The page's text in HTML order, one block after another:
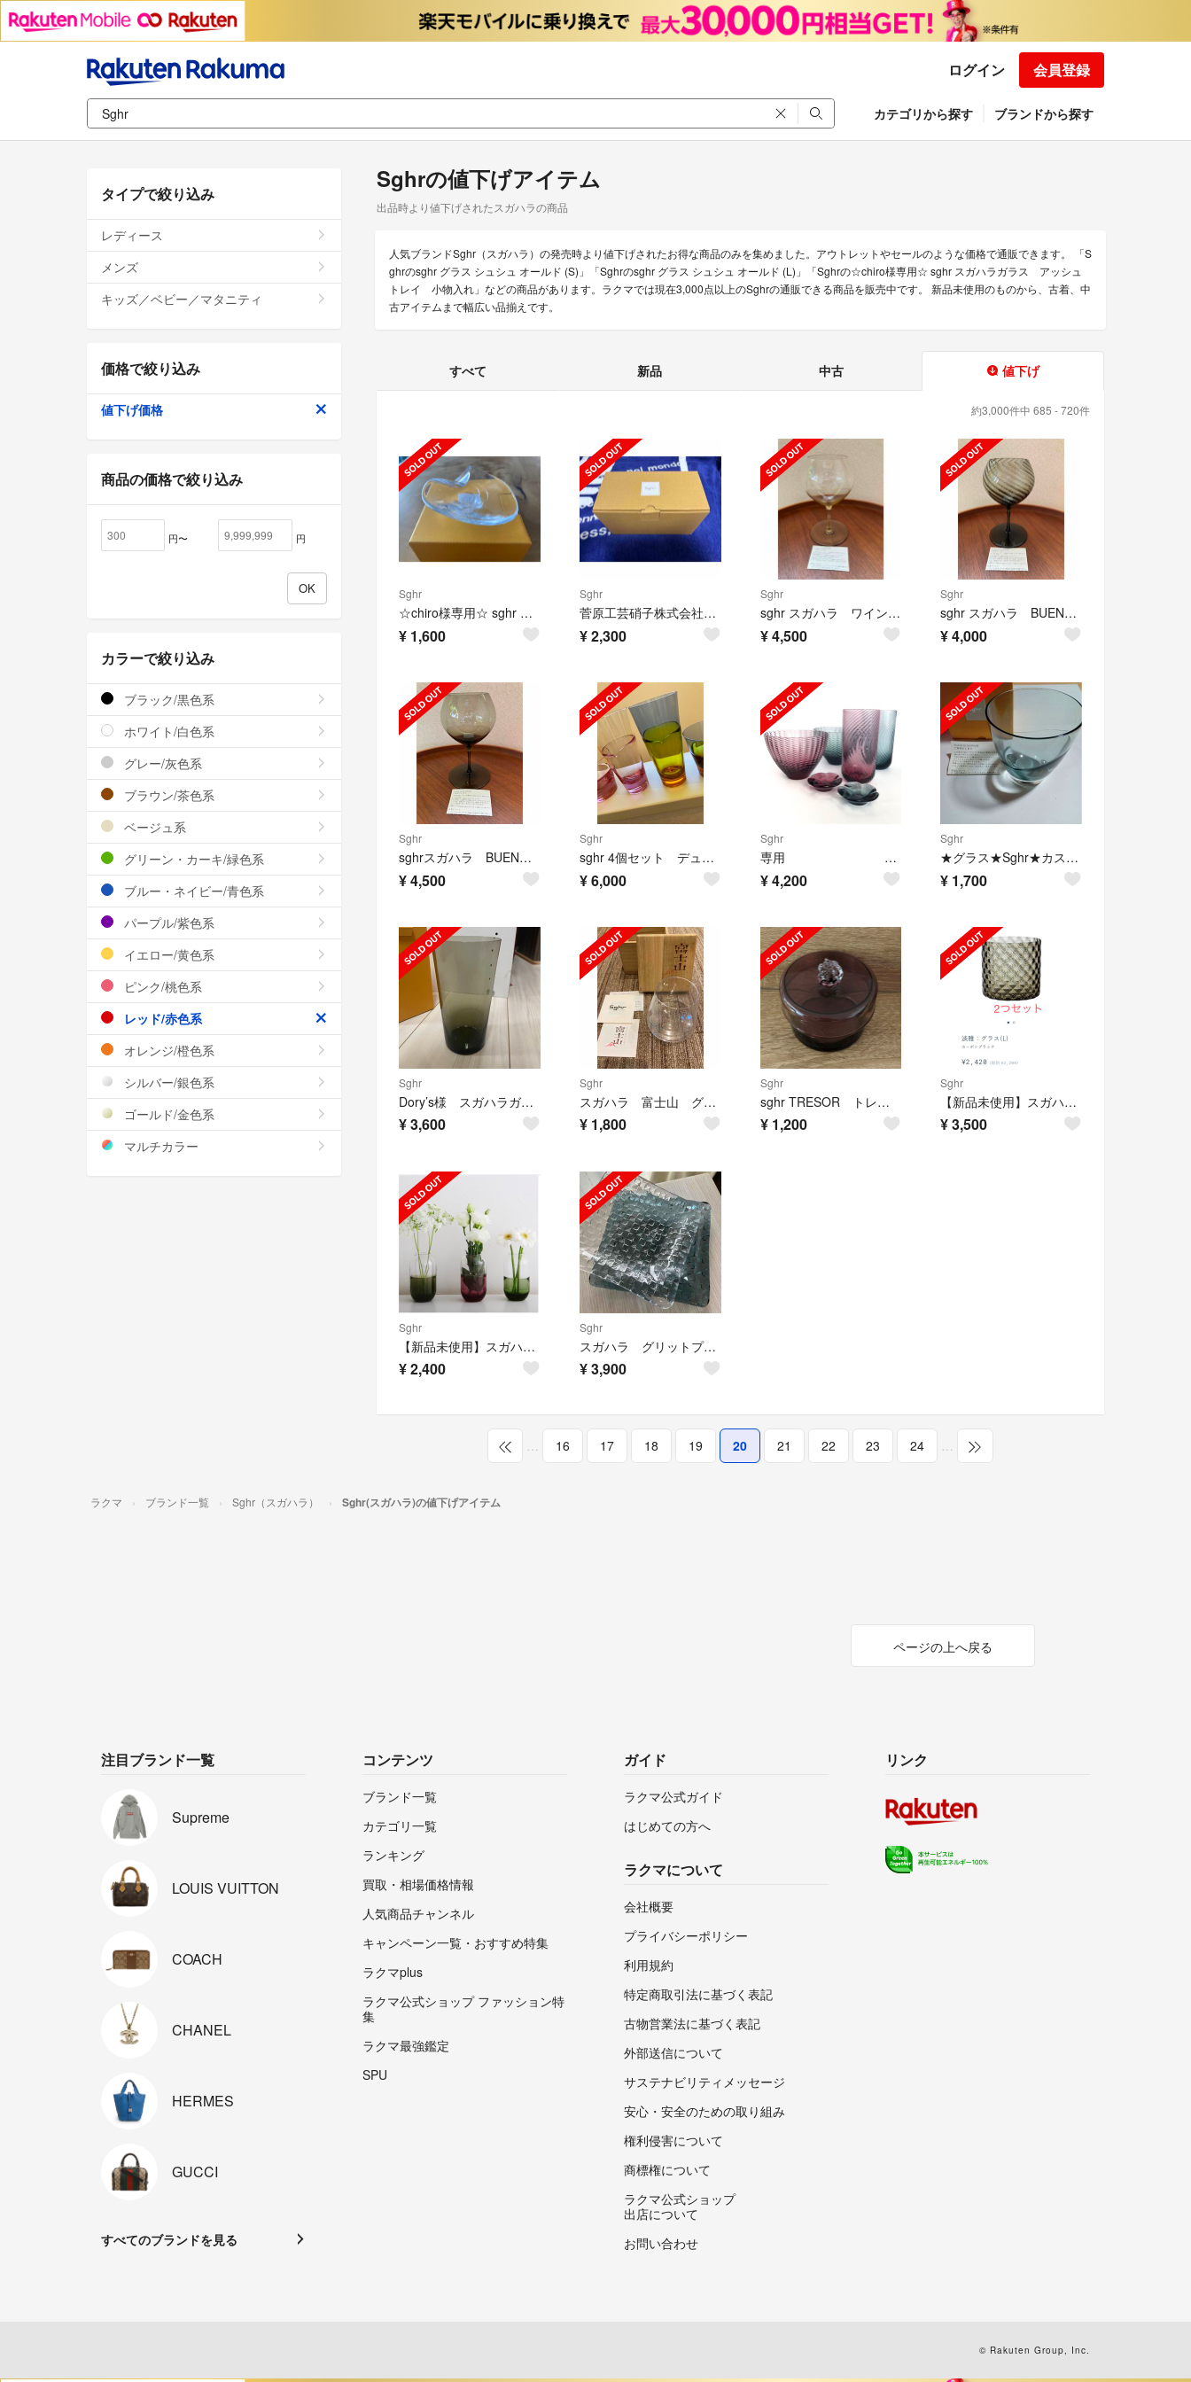
ログイン 会員登録
カテゴリから探す ブランドから探す
Sghrの値下げアイテム
出品時より値下げされたスガハラの商品
人気ブランドSghr（スガハラ）の発売時より値下げされたお得な商品のみを集めました。アウトレットやセールのような価格で通販できます。 「S
ghrのsghr グラス シュシュ オールド (S)」「Sghrのsghr グラス シュシュ オールド (L)」「Sghrの☆chiro様専用☆ sghr スガハラガラス アッシュ
トレイ 小物入れ」などの商品があります。ラクマでは現在3,000点以上のSghrの通販できる商品を販売中です。 新品未使用のものから、古着、中
古アイテムまで幅広い品揃えです。
すべて 新品 中古 値下げ
約3,000件中 685 - 720件
Sghr
☆chiro様専用☆ sghr スガハラガラス アッシュトレイ 小物入れ
¥ 1,600
Sghr
菅原工芸硝子株式会社 ロックグラス
¥2,300
Sghr
sghr スガハラ ワイングラス
¥4,500
Sghr
sghr スガハラ BUENOワイングラス
¥4,000
Sghr
sghrスガハラ BUENOワイングラス
¥4,500
Sghr
sghr 4個セット デュオ 9オンス / オールド バイオレット アンバー
¥6,000
Sghr
専用 Sghr スガハラ 硝子 食器 6点
¥4,200
Sghr
★グラス★Sghr★カスケード★インディゴブルー★
¥ 1,700
Sghr
Dory’s様 スガハラガラス ペアグラス
¥3,600
Sghr
スガハラ 富士山 グラス
¥ 1,800
Sghr
sghr TRESOR トレゾー ガラス 小物入れ
¥ 1,200
Sghr
【新品未使用】スガハラ sghr グラス 淡雅 黒
¥3,500
Sghr
【新品未使用】スガハラ sghr フラワーベース 花瓶
¥2,400
Sghr
スガハラ グリットプレート 2枚組
¥3,900
16 17 18 19 20 21 22 23 24
タイプで絞り込み
レディース
メンズ
キッズ／ベビー／マタニティ
価格で絞り込み
値下げ価格
商品の価格で絞り込み
円〜 円
カラーで絞り込み
ブラック/黒色系
ホワイト/白色系
グレー/灰色系
ブラウン/茶色系
ベージュ系
グリーン・カーキ/緑色系
ブルー・ネイビー/青色系
パープル/紫色系
イエロー/黄色系
ピンク/桃色系
レッド/赤色系
オレンジ/橙色系
シルバー/銀色系
ゴールド/金色系
マルチカラー
ラクマ ブランド一覧 Sghr（スガハラ） Sghr(スガハラ)の値下げアイテム
ページの上へ戻る
注目ブランド一覧
Supreme
LOUIS VUITTON
COACH
CHANEL
HERMES
GUCCI
すべてのブランドを見る
コンテンツ
ブランド一覧
カテゴリ一覧
ランキング
買取・相場価格情報
人気商品チャンネル
キャンペーン一覧・おすすめ特集
ラクマplus
ラクマ公式ショップ ファッション特
集
ラクマ最強鑑定
SPU
ガイド
ラクマ公式ガイド
はじめての方へ
ラクマについて
会社概要
プライバシーポリシー
利用規約
特定商取引法に基づく表記
古物営業法に基づく表記
外部送信について
サステナビリティメッセージ
安心・安全のための取り組み
権利侵害について
商標権について
ラクマ公式ショップ
出店について
お問い合わせ
リンク
© Rakuten Group, Inc.